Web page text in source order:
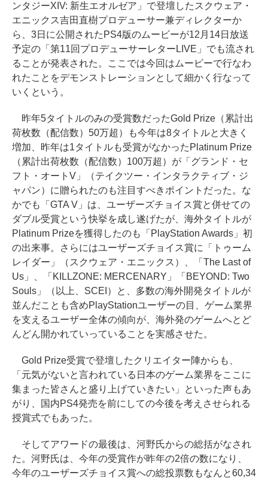
ンタジーXIV: 新生エオルゼア」で登壇したスクウェア・
エニックス吉田直樹プロデューサー兼ディレクターか
ら、3日に公開されたPS4版のムービーが12月14日放送
予定の「第11回プロデューサーレターLIVE」でも流され
ることが発表された。ここでは今回はムービーで行なわ
れたことをデモンストレーションとして細かく行なって
いくという。
昨年5タイトルのみの受賞数だったGold Prize（累計出
荷枚数（配信数）50万超）も今年は8タイトルと大きく
増加、昨年は1タイトルも受賞がなかったPlatinum Prize
（累計出荷枚数（配信数）100万超）が「グランド・セ
フト・オートV」（テイクツー・インタラクティブ・ジ
ャパン）に贈られたのも注目すべきポイントだった。な
かでも「GTA V」は、ユーザーズチョイス賞と併せての
ダブル受賞という快挙を成し遂げたが、海外タイトルが
Platinum Prizeを獲得したのも「PlayStation Awards」初
の出来事。さらにはユーザーズチョイス賞に「トゥーム
レイダー」（スクウェア・エニックス）、「The Last of
Us」、「KILLZONE: MERCENARY」「BEYOND: Two
Souls」（以上、SCEI）と、多数の海外開発タイトルが
並んだことも含めPlayStationユーザーの目、ゲーム業界
を支えるユーザー全体の傾向が、海外発のゲームへとど
んどん開かれていっていることを実感させた。
Gold Prize受賞で登壇したクリエイター陣からも、
「元気がないと言われている日本のゲーム業界をここに
集まった皆さんと盛り上げていきたい」といった声もあ
がり、国内PS4発売を前にしての今後を考えさせられる
授賞式でもあった。
そしてアワードの最後は、河野氏からの総括がなされ
た。河野氏は、今年の受賞作が昨年の2倍の数になり、
今年のユーザーズチョイス賞への総投票数もなんと60,34